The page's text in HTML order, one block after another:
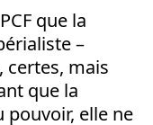
que la
–
certes, mais
que la
pouvoir, elle ne